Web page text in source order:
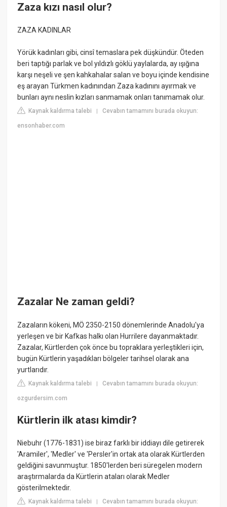
Zaza kızı nasıl olur?
ZAZA KADINLAR
Yörük kadınları gibi, cinsî temaslara pek düşkündür. Öteden
beri taptığı parlak ve bol yıldızlı göklü yaylalarda, ay ışığına
karşı neşeli ve şen kahkahalar salan ve boyu içinde kendisine
eş arayan Türkmen kadınından Zaza kadınını ayırmak ve
bunları aynı neslin kızları sanmamak onları tanımamak olur.
Kaynak kaldırma talebi |Cevabın tamamını burada okuyun:
ensonhaber.com
Zazalar Ne zaman geldi?
Zazaların kökeni, MÖ 2350-2150 dönemlerinde Anadolu'ya
yerleşen ve bir Kafkas halkı olan Hurrilere dayanmaktadır.
Zazalar, Kürtlerden çok önce bu topraklara yerleştikleri için,
bugün Kürtlerin yaşadıkları bölgeler tarihsel olarak ana
yurtlarıdır.
Kaynak kaldırma talebi |Cevabın tamamını burada okuyun:
ozgurdersim.com
Kürtlerin ilk atası kimdir?
Niebuhr (1776-1831) ise biraz farklı bir iddiayı dile getirerek
'Aramiler', 'Medler' ve 'Persler'in ortak ata olarak Kürtlerden
geldiğini savunmuştur. 1850'lerden beri süregelen modern
araştırmalarda da Kürtlerin ataları olarak Medler
gösterilmektedir.
Kaynak kaldırma talebi |Cevabın tamamını burada okuyun: